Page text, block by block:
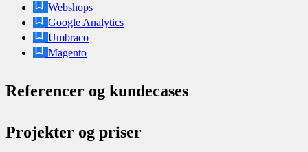
Webshops
Google Analytics
Umbraco
Magento
Referencer og kundecases
Projekter og priser